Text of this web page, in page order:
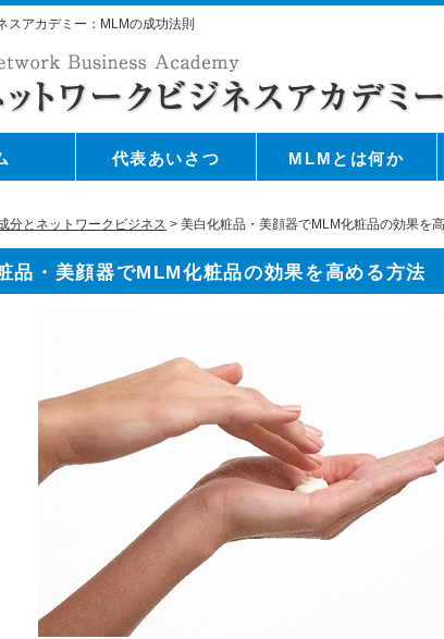
スアカデミー：MLMの成功法則
代表あいさつ MLMとは何か
分とネットワークビジネス > 美白化粧品・美顔器でMLM化粧品の効果を
品・美顔器でMLM化粧品の効果を高める方法